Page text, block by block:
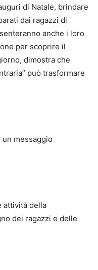
di Natale, brindare
dai ragazzi di
anche i loro
per scoprire il
dimostra che
può trasformare
messaggio
attività della
dei ragazzi e delle